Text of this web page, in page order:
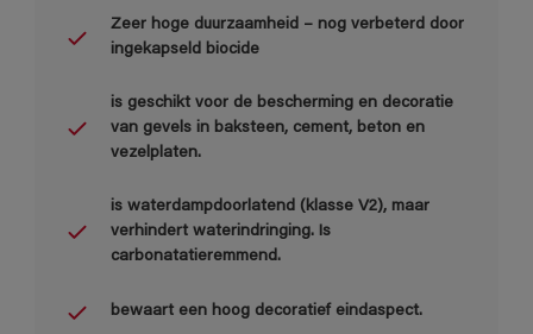
Zeer hoge duurzaamheid – nog verbeterd door
ingekapseld biocide
is geschikt voor de bescherming en decoratie
van gevels in baksteen, cement, beton en
vezelplaten.
is waterdampdoorlatend (klasse V2), maar
verhindert waterindringing. Is
carbonatatieremmend.
bewaart een hoog decoratief eindaspect.